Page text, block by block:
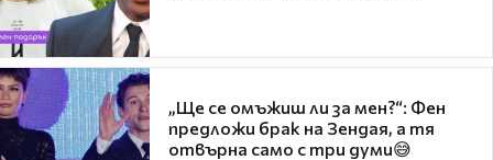
„Ще се омъжиш ли за мен?“: Фен
предложи брак на Зендая, а тя
отвърна само с три думи😅